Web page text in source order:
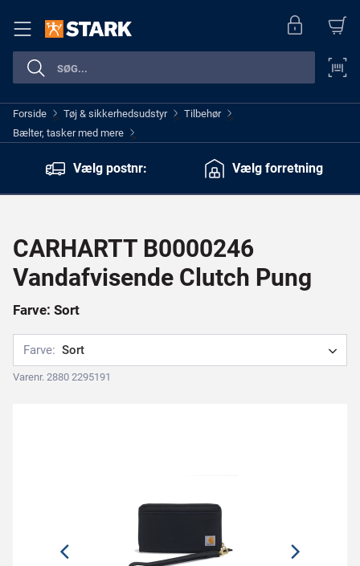
Forside > Tøj & sikkerhedsudstyr > Tilbehør >
Bælter, tasker med mere >
Vælg postnr:
Vælg forretning
CARHARTT B0000246
Vandafvisende Clutch Pung
Farve: Sort
Farve: Sort
Varenr. 2880 2295191